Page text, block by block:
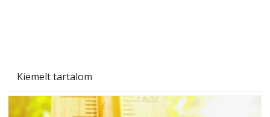
Kiemelt tartalom